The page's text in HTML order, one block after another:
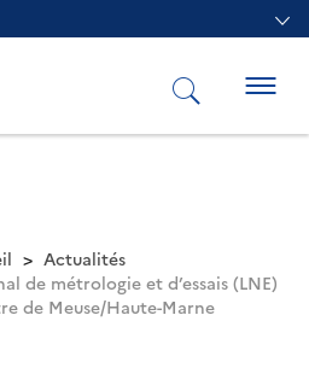
Actualités
de métrologie et d’essais (LNE)
de Meuse/Haute-Marne